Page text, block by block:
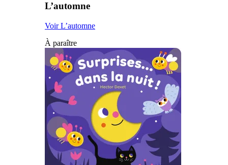
L’automne
Voir L’automne
À paraître